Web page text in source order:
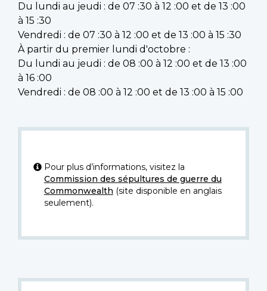
Du lundi au jeudi : de 07 :30 à 12 :00 et de 13 :00
à 15 :30
Vendredi : de 07 :30 à 12 :00 et de 13 :00 à 15 :30
À partir du premier lundi d'octobre :
Du lundi au jeudi : de 08 :00 à 12 :00 et de 13 :00
à 16 :00
Vendredi : de 08 :00 à 12 :00 et de 13 :00 à 15 :00
Pour plus d’informations, visitez la
Commission des sépultures de guerre du
Commonwealth (site disponible en anglais
seulement).